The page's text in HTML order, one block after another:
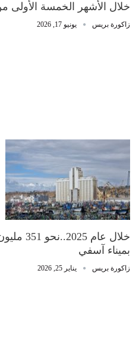
خلال الأشهر الخمسة الأولى من
زاكورة بريس يونيو 17, 2026
خلال
بميناء آسفي
زاكورة بريس يناير 25, 2026